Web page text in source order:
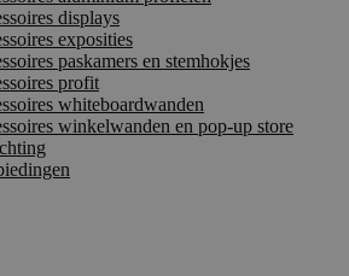
displays
exposities
paskamers en stemhokjes
profit
whiteboardwanden
winkelwanden en pop-up store